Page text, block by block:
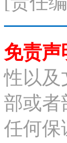
免责声
性以及
部或者
任何保